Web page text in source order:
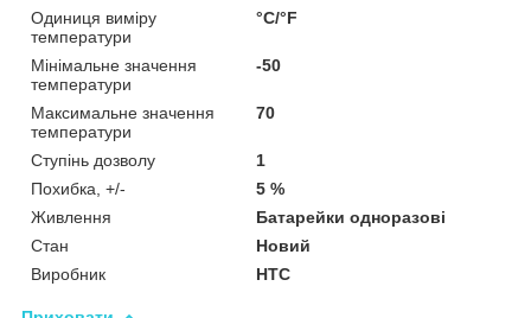
Одиниця виміру
температури
°С/°F
Мінімальне значення
температури
-50
Максимальне значення
температури
70
Ступінь дозволу
1
Похибка, +/-
5 %
Живлення
Батарейки одноразові
Стан
Новий
Виробник
HTC